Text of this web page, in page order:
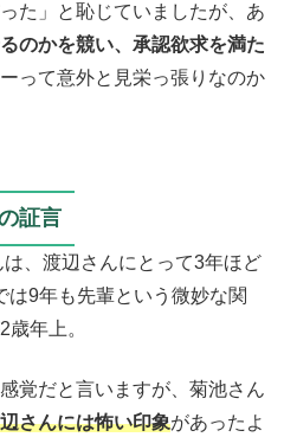
た」と恥じていましたが、あ
のかを競い、承認欲求を満た
って意外と見栄っ張りなのか
証言
、渡辺さんにとって3年ほど
9年も先輩という微妙な関
年上。
覚だと言いますが、菊池さん
さんには怖い印象があったよ